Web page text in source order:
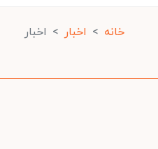
خانه اخبار اخبار